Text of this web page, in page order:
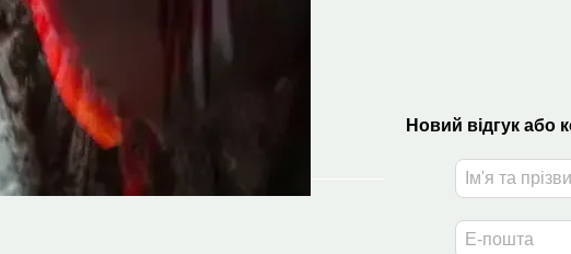
Новий відгук або